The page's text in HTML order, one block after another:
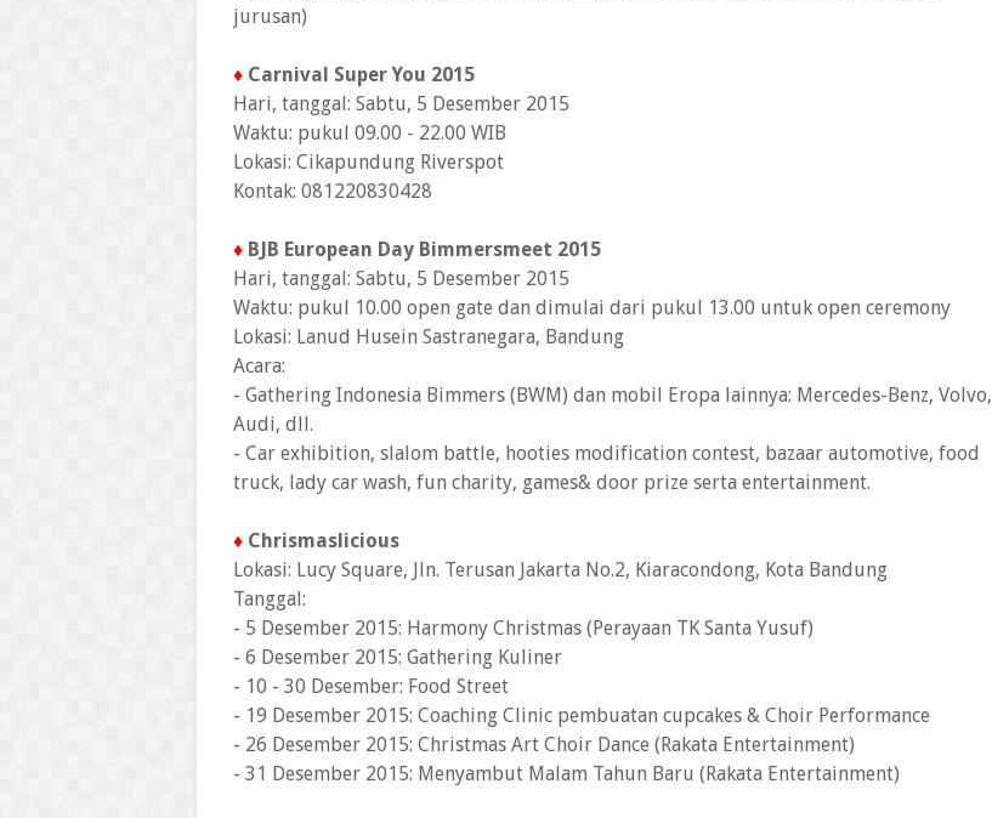
jurusan)
♦ Carnival Super You 2015
Hari, tanggal: Sabtu, 5 Desember 2015
Waktu: pukul 09.00 - 22.00 WIB
Lokasi: Cikapundung Riverspot
Kontak: 081220830428
♦ BJB European Day Bimmersmeet 2015
Hari, tanggal: Sabtu, 5 Desember 2015
Waktu: pukul 10.00 open gate dan dimulai dari pukul 13.00 untuk open ceremony
Lokasi: Lanud Husein Sastranegara, Bandung
Acara:
- Gathering Indonesia Bimmers (BWM) dan mobil Eropa lainnya: Mercedes-Benz, Volvo,
Audi, dll.
- Car exhibition, slalom battle, hooties modification contest, bazaar automotive, food
truck, lady car wash, fun charity, games& door prize serta entertainment.
♦ Chrismaslicious
Lokasi: Lucy Square, Jln. Terusan Jakarta No.2, Kiaracondong, Kota Bandung
Tanggal:
- 5 Desember 2015: Harmony Christmas (Perayaan TK Santa Yusuf)
- 6 Desember 2015: Gathering Kuliner
- 10 - 30 Desember: Food Street
- 19 Desember 2015: Coaching Clinic pembuatan cupcakes & Choir Performance
- 26 Desember 2015: Christmas Art Choir Dance (Rakata Entertainment)
- 31 Desember 2015: Menyambut Malam Tahun Baru (Rakata Entertainment)